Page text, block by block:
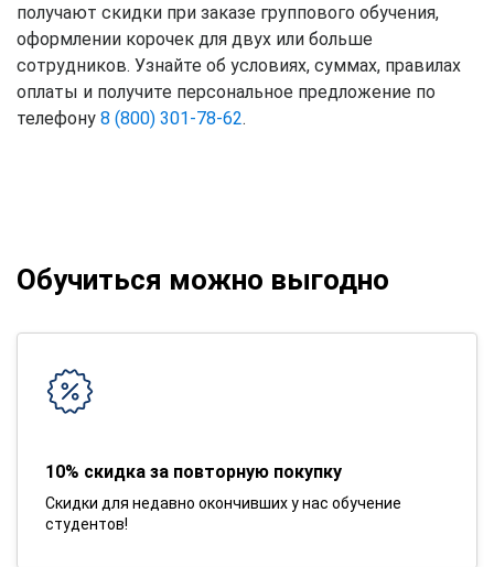
получают скидки при заказе группового обучения,
оформлении корочек для двух или больше
сотрудников. Узнайте об условиях, суммах, правилах
оплаты и получите персональное предложение по
телефону 8 (800) 301-78-62.
Обучиться можно выгодно
10% скидка за повторную покупку
Скидки для недавно окончивших у нас обучение
студентов!